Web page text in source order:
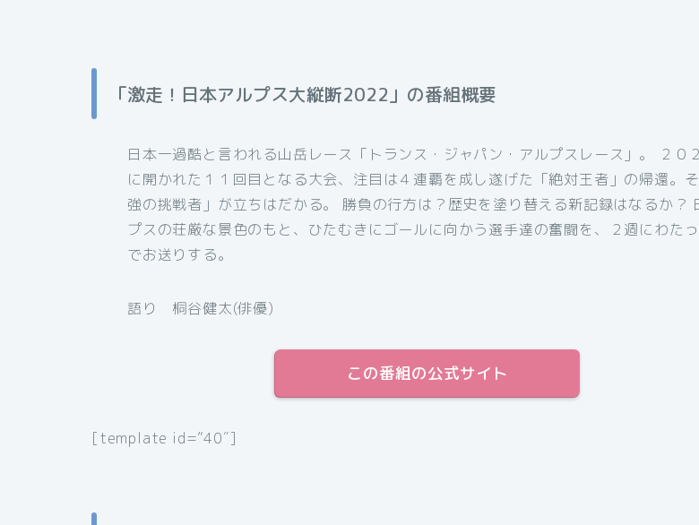
「激走！日本アルプス大縦断2022」の番組概要
日本一過酷と言われる山岳レース「トランス・ジャパン・アルプスレース」。 ２０
に開かれた１１回目となる大会、注目は４連覇を成し遂げた「絶対王者」の帰還。
強の挑戦者」が立ちはだかる。 勝負の行方は？歴史を塗り替える新記録はなるか？
プスの荘厳な景色のもと、ひたむきにゴールに向かう選手達の奮闘を、２週にわた
でお送りする。
語り 桐谷健太(俳優)
この番組の公式サイト
[template id=”40″]